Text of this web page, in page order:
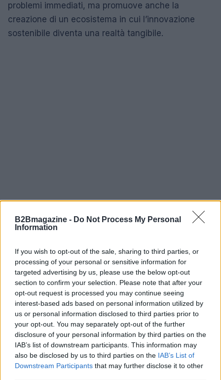
B2Bmagazine - Do Not Process My Personal
Information
If you wish to opt-out of the sale, sharing to third parties, or
processing of your personal or sensitive information for
targeted advertising by us, please use the below opt-out
section to confirm your selection. Please note that after your
opt-out request is processed you may continue seeing
interest-based ads based on personal information utilized by
us or personal information disclosed to third parties prior to
your opt-out. You may separately opt-out of the further
disclosure of your personal information by third parties on the
IAB’s list of downstream participants. This information may
also be disclosed by us to third parties on the IAB’s List of
Downstream Participants that may further disclose it to other
problemi immediati, ma promuove anche la
creazione di un ecosistema in cui l’innovazione
sostenibile diventa una realtà tangibile.
In un contesto dove la sostenibilità è diventata una
cruciale nel guidare il cambiamento. L’investimento
in tecnologie innovative è fondamentale per le
aziende che desiderano non solo conformarsi alle
normative, ma anche anticipare le sfide future. È un
momento decisivo per il settore, dove la sinergia
tra innovazione e sostenibilità può davvero fare la
differenza.